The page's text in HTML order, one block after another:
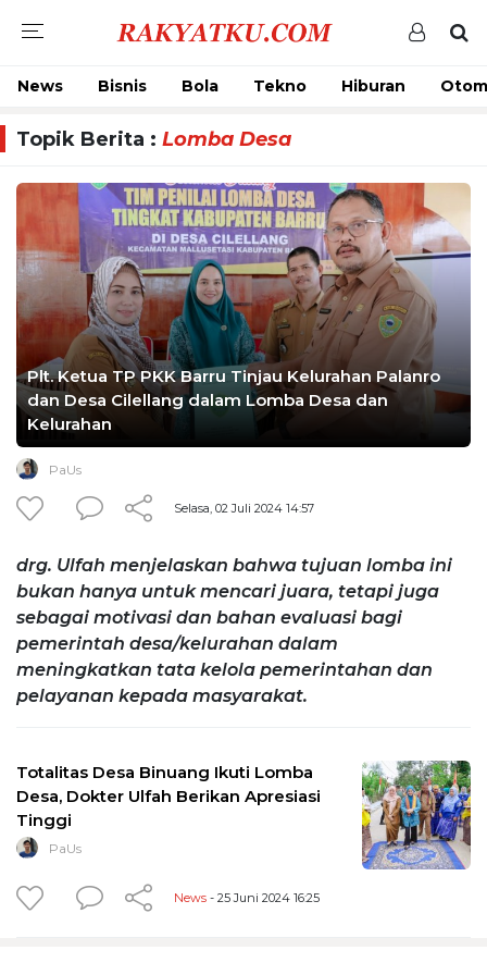
News Bisnis Bola Tekno Hiburan
Topik Berita : Lomba Desa
Plt. Ketua TP PKK Barru Tinjau Kelurahan Palanro
dan Desa Cilellang dalam Lomba Desa dan
Kelurahan
PaUs
Selasa, 02 Juli 2024 14:57
drg. Ulfah menjelaskan bahwa tujuan lomba ini
bukan hanya untuk mencari juara, tetapi juga
sebagai motivasi dan bahan evaluasi bagi
pemerintah desa/kelurahan dalam
meningkatkan tata kelola pemerintahan dan
pelayanan kepada masyarakat.
Totalitas Desa Binuang Ikuti Lomba
Desa, Dokter Ulfah Berikan Apresiasi
Tinggi
PaUs
News - 25 Juni 2024 16:25